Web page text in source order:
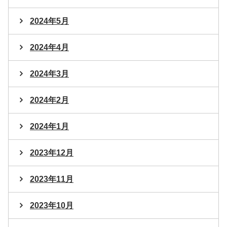
2024年5月
2024年4月
2024年3月
2024年2月
2024年1月
2023年12月
2023年11月
2023年10月